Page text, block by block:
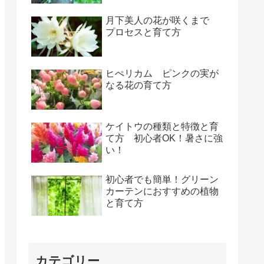
月下美人の花が咲くまで
プロセスと育て方
ヒぺリカム ピンクの実が
なる花の育て方
ケイトウの種類と特徴と育
て方 初心者OK！暑さに強
い！
初心者でも簡単！グリーン
カーテンにおすすめの植物
と育て方
カテゴリー